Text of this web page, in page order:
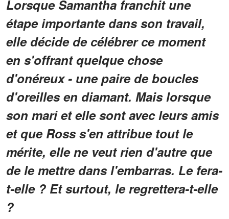
Lorsque Samantha franchit une
étape importante dans son travail,
elle décide de célébrer ce moment
en s'offrant quelque chose
d'onéreux - une paire de boucles
d'oreilles en diamant. Mais lorsque
son mari et elle sont avec leurs amis
et que Ross s'en attribue tout le
mérite, elle ne veut rien d'autre que
de le mettre dans l'embarras. Le fera-
t-elle ? Et surtout, le regrettera-t-elle
?